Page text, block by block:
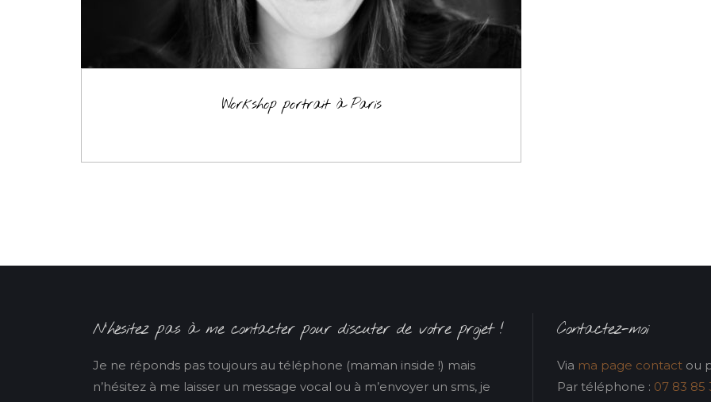
Workshop portrait à Paris
N’hésitez pas à me contacter pour discuter de votre projet !
Je ne réponds pas toujours au téléphone (maman inside !) mais
n’hésitez à me laisser un message vocal ou à m’envoyer un sms, je
Contactez-moi
Via ma page contact ou
Par téléphone : 07 83 85